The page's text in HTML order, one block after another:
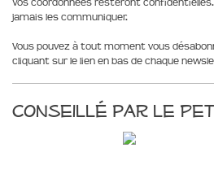
Vos coordonnées resteront
jamais les communiquer.
Vous pouvez à tout moment vous
cliquant sur le lien en bas de chaque
Conseillé par le